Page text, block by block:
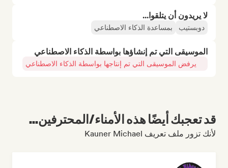
لا يريدون أن يتلقوا...
دوبستيب بمساعدة الذكاء الاصطناعي
الموسيقى التي تم إنشاؤها بواسطة الذكاء الاصطناعي
يرفض الموسيقى التي تم إنتاجها بواسطة الذكاء الاصطناعي
قد تعجبك أيضًا هذه الأمناء/المحترفين...
لأنك تزور ملف تعريف Kauner Michael